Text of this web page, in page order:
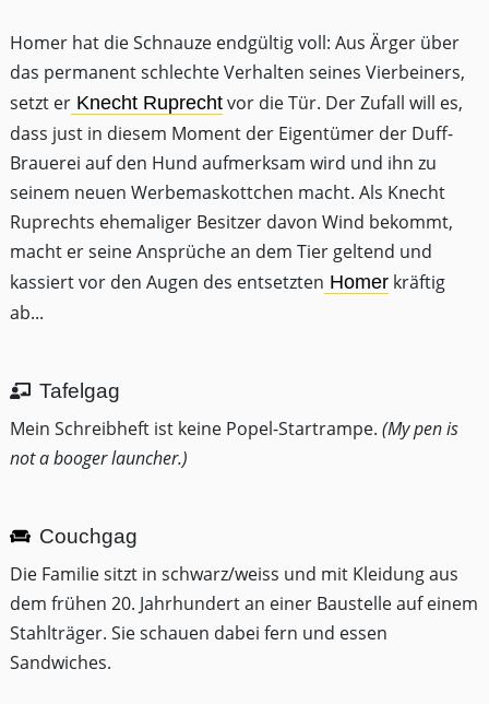
Homer hat die Schnauze endgültig voll: Aus Ärger über
das permanent schlechte Verhalten seines Vierbeiners,
setzt er Knecht Ruprecht vor die Tür. Der Zufall will es,
dass just in diesem Moment der Eigentümer der Duff-
Brauerei auf den Hund aufmerksam wird und ihn zu
seinem neuen Werbemaskottchen macht. Als Knecht
Ruprechts ehemaliger Besitzer davon Wind bekommt,
macht er seine Ansprüche an dem Tier geltend und
kassiert vor den Augen des entsetzten Homer kräftig
ab...
Tafelgag
Mein Schreibheft ist keine Popel-Startrampe. (My pen is
not a booger launcher.)
Couchgag
Die Familie sitzt in schwarz/weiss und mit Kleidung aus
dem frühen 20. Jahrhundert an einer Baustelle auf einem
Stahlträger. Sie schauen dabei fern und essen
Sandwiches.